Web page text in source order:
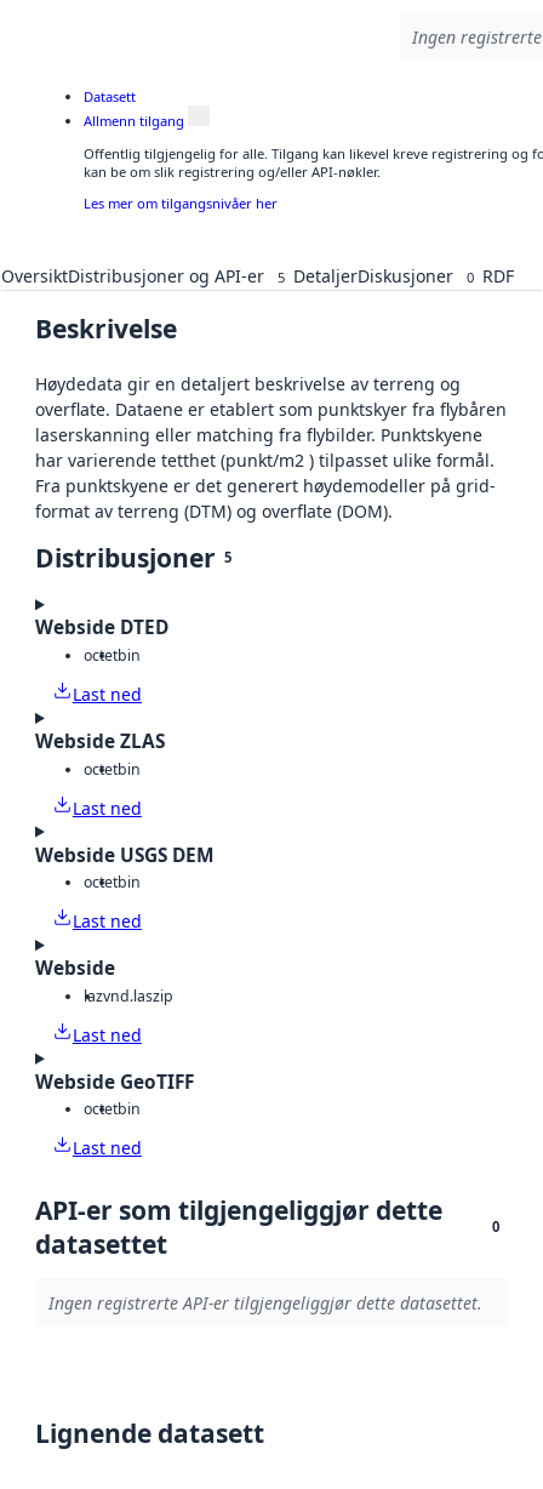
Ingen
Datasett
Allmenn tilgang
Offentlig tilgjengelig for alle. Tilgang kan likevel kreve registrering og
kan be om slik registrering og/eller API-nøkler.
Les mer om tilgangsnivåer her
OversiktDistribusjoner og API-er 5 DetaljerDiskusjoner 0 RDF
Beskrivelse
Høydedata gir en detaljert beskrivelse av terreng og
overflate. Dataene er etablert som punktskyer fra flybåren
laserskanning eller matching fra flybilder. Punktskyene
har varierende tetthet (punkt/m2 ) tilpasset ulike formål.
Fra punktskyene er det generert høydemodeller på grid-
format av terreng (DTM) og overflate (DOM).
Distribusjoner 5
Webside DTED
octetbin
Last ned
Webside ZLAS
octetbin
Last ned
Webside USGS DEM
octetbin
Last ned
Webside
lazvnd.laszip
Last ned
Webside GeoTIFF
octetbin
Last ned
API-er som tilgjengeliggjør dette
datasettet
0
Ingen registrerte API-er tilgjengeliggjør dette datasettet.
Lignende datasett